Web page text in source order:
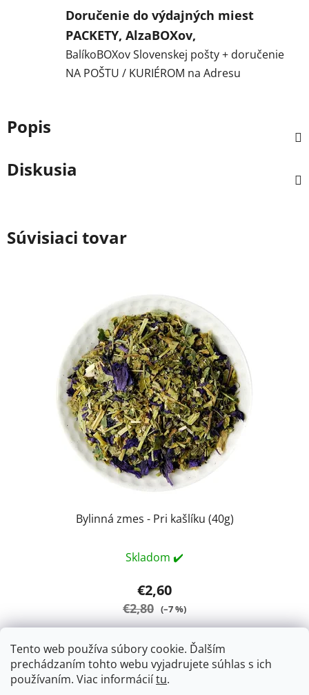
Tento web používa súbory cookie. Ďalším
prechádzaním tohto webu vyjadrujete súhlas s ich
používaním. Viac informáciítu.
Doručenie do výdajných miest
PACKETY, AlzaBOXov,
BalíkoBOXov Slovenskej pošty + doručenie
NA POŠTU / KURIÉROM na Adresu
Popis
Diskusia
Súvisiaci tovar
Bylinná zmes - Pri kašlíku (40g)
Skladom ✔️
€2,60
€2,80 (–7 %)
DO KOŠÍKA